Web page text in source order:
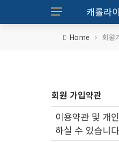
캐롤라
Home › 회원
회원 가입약관
이용약관 및 개
하실 수 있습니다